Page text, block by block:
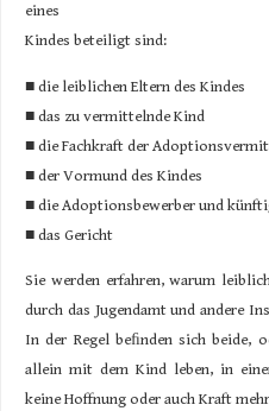
eines
Kindes beteiligt sind:
■ die leiblichen Eltern des Kindes
■ das zu vermittelnde Kind
■ die Fachkraft der
■ der Vormund des Kindes
■ die Adoptionsbewerber und
■ das Gericht
Sie werden erfahren, warum
durch das Jugendamt und andere
In der Regel beﬁnden sich beide,
allein mit dem Kind leben, in
keine Hoffnung oder auch Kraft